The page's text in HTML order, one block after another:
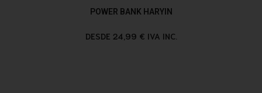
POWER BANK HARYIN
DESDE 24,99 € IVA INC.